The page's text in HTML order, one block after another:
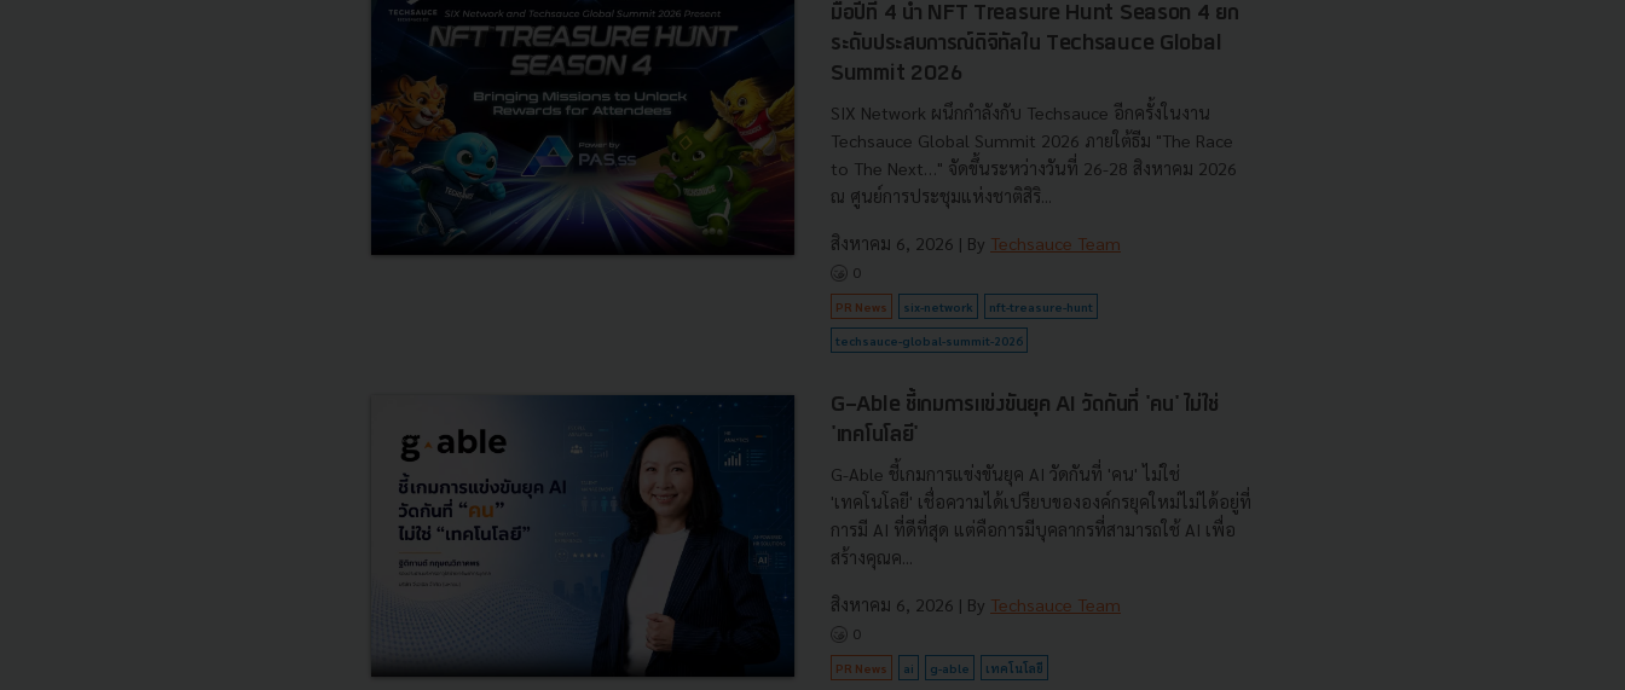
มือปีที่ 4 นำ NFT Treasure Hunt Season 4 ยก
ระดับประสบการณ์ดิจิทัลใน Techsauce Global
Summit 2026
SIX Network ผนึกกำลังกับ Techsauce อีกครั้งในงาน
Techsauce Global Summit 2026 ภายใต้ธีม "The Race
to The Next…" จัดขึ้นระหว่างวันที่ 26-28 สิงหาคม 2026
ณ ศูนย์การประชุมแห่งชาติสิริ...
สิงหาคม 6, 2026 | By Techsauce Team
0
PR News six-network nft-treasure-hunt
techsauce-global-summit-2026
G-Able ชี้เกมการแข่งขันยุค AI วัดกันที่ 'คน' ไม่ใช่
'เทคโนโลยี'
G-Able ชี้เกมการแข่งขันยุค AI วัดกันที่ 'คน' ไม่ใช่
'เทคโนโลยี' เชื่อความได้เปรียบขององค์กรยุคใหม่ไม่ได้อยู่ที่
การมี AI ที่ดีที่สุด แต่คือการมีบุคลากรที่สามารถใช้ AI เพื่อ
สร้างคุณค...
สิงหาคม 6, 2026 | By Techsauce Team
0
PR News ai g-able เทคโนโลยี